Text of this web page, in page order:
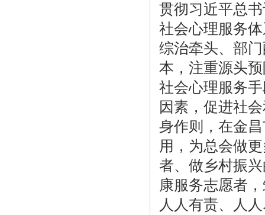
贯彻习近平总
社会心理服务
综治牵头、部
本，注重源头
社会心理服务
因素，促进社
身作则，在金
用，为总会做
者、做乡村振
康服务志愿者
人人有责、人